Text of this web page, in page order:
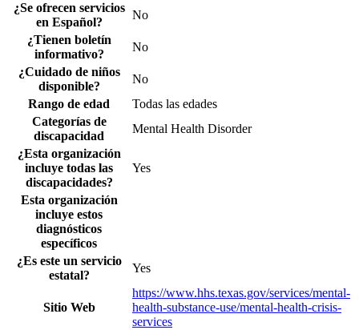
¿Se ofrecen servicios
en Español?
No
¿Tienen boletín
informativo?
No
¿Cuidado de niños
disponible?
No
Rango de edad
Todas las edades
Categorías de
discapacidad
Mental Health Disorder
¿Esta organización
incluye todas las
discapacidades?
Yes
Esta organización
incluye estos
diagnósticos
específicos
¿Es este un servicio
estatal?
Yes
Sitio Web
https://www.hhs.texas.gov/services/mental-
health-substance-use/mental-health-crisis-
services